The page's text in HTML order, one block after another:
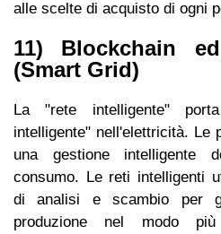
alle scelte di acquisto di ogni
11) Blockchain
(Smart Grid)
La "rete intelligente"
intelligente" nell'elettricità. Le
una gestione intelligente
consumo. Le reti intelligenti
di analisi e scambio per
produzione nel modo